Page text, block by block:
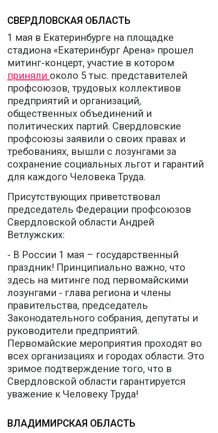
СВЕРДЛОВСКАЯ ОБЛАСТЬ
1 мая в Екатеринбурге на площадке
стадиона «Екатеринбург Арена» прошел
митинг-концерт, участие в котором
приняли около 5 тыс. представителей
профсоюзов, трудовых коллективов
предприятий и организаций,
общественных объединений и
политических партий. Свердловские
профсоюзы заявили о своих правах и
требованиях, вышли с лозунгами за
сохранение социальных льгот и гарантий
для каждого Человека Труда.
Присутствующих приветствовал
председатель Федерации профсоюзов
Свердловской области Андрей
Ветлужских:
- В России 1 мая – государственный
праздник! Принципиально важно, что
здесь на митинге под первомайскими
лозунгами - глава региона и члены
правительства, председатель
Законодательного собрания, депутаты и
руководители предприятий.
Первомайские мероприятия проходят во
всех организациях и городах области. Это
зримое подтверждение того, что в
Свердловской области гарантируется
уважение к Человеку Труда!
ВЛАДИМИРСКАЯ ОБЛАСТЬ